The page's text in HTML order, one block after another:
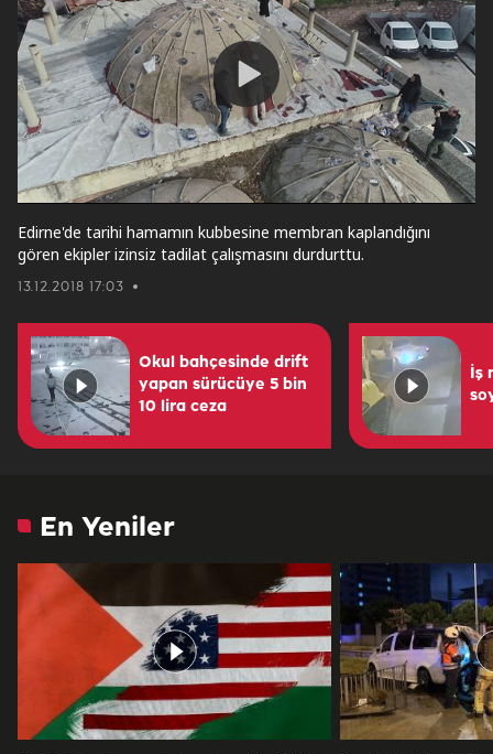
Play
Video
13.12.2018 17:03
Edirne'de tarihi hamamın kubbesine membran kaplandığını
gören ekipler izinsiz tadilat çalışmasını durdurttu.
Okul bahçesinde drift
yapan sürücüye 5 bin
10 lira ceza
İş
En Yeniler